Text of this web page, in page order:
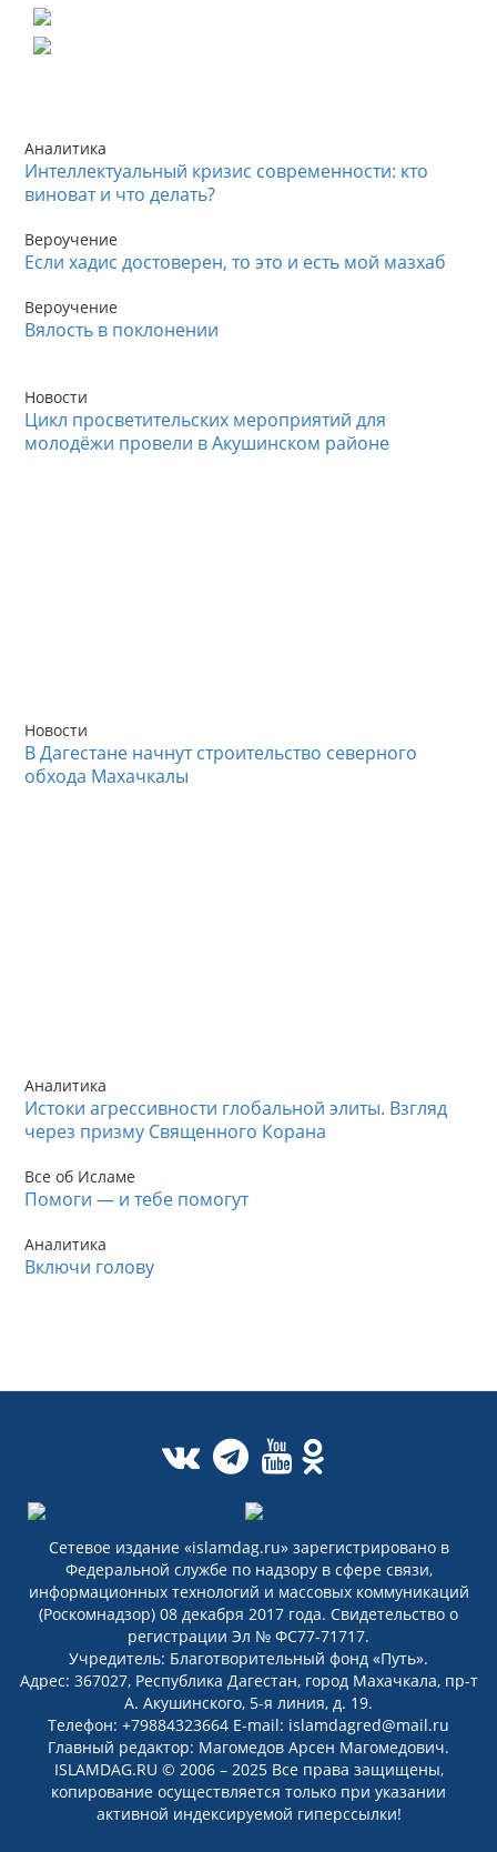
Аналитика
Интеллектуальный кризис современности: кто
виноват и что делать?
Вероучение
Если хадис достоверен, то это и есть мой мазхаб
Вероучение
Вялость в поклонении
Новости
Цикл просветительских мероприятий для
молодёжи провели в Акушинском районе
Новости
В Дагестане начнут строительство северного
обхода Махачкалы
Аналитика
Истоки агрессивности глобальной элиты. Взгляд
через призму Священного Корана
Все об Исламе
Помоги — и тебе помогут
Аналитика
Включи голову
Сетевое издание «islamdag.ru» зарегистрировано в
Федеральной службе по надзору в сфере связи,
информационных технологий и массовых коммуникаций
(Роскомнадзор) 08 декабря 2017 года. Свидетельство о
регистрации Эл № ФС77-71717.
Учредитель: Благотворительный фонд «Путь».
Адрес: 367027, Республика Дагестан, город Махачкала, пр-т
А. Акушинского, 5-я линия, д. 19.
Телефон: +79884323664 E-mail: islamdagred@mail.ru
Главный редактор: Магомедов Арсен Магомедович.
ISLAMDAG.RU © 2006 – 2025 Все права защищены,
копирование осуществляется только при указании
активной индексируемой гиперссылки!